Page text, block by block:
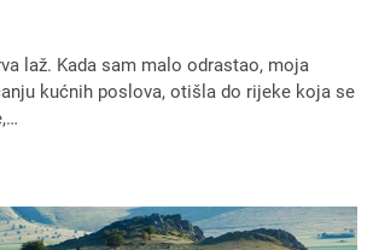
laž. Kada sam malo odrastao, moja
kućnih poslova, otišla do rijeke koja se